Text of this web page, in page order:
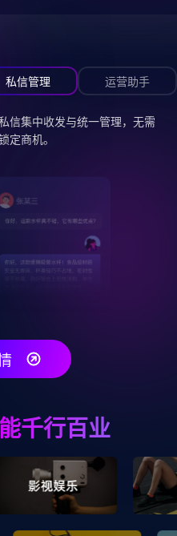
私信管理 运营助手
信集中收发与统一管理，无需
定商机。
千行百业